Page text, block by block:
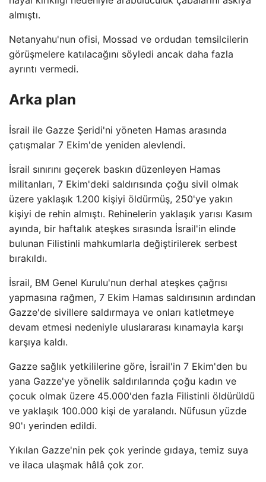
almıştı.
Netanyahu'nun ofisi, Mossad ve ordudan temsilcilerin
görüşmelere katılacağını söyledi ancak daha fazla
ayrıntı vermedi.
Arka plan
İsrail ile Gazze Şeridi'ni yöneten Hamas arasında
çatışmalar 7 Ekim'de yeniden alevlendi.
İsrail sınırını geçerek baskın düzenleyen Hamas
militanları, 7 Ekim'deki saldırısında çoğu sivil olmak
üzere yaklaşık 1.200 kişiyi öldürmüş, 250'ye yakın
kişiyi de rehin almıştı. Rehinelerin yaklaşık yarısı Kasım
ayında, bir haftalık ateşkes sırasında İsrail'in elinde
bulunan Filistinli mahkumlarla değiştirilerek serbest
bırakıldı.
İsrail, BM Genel Kurulu'nun derhal ateşkes çağrısı
yapmasına rağmen, 7 Ekim Hamas saldırısının ardından
Gazze'de sivillere saldırmaya ve onları katletmeye
devam etmesi nedeniyle uluslararası kınamayla karşı
karşıya kaldı.
Gazze sağlık yetkililerine göre, İsrail'in 7 Ekim'den bu
yana Gazze'ye yönelik saldırılarında çoğu kadın ve
çocuk olmak üzere 45.000'den fazla Filistinli öldürüldü
ve yaklaşık 100.000 kişi de yaralandı. Nüfusun yüzde
90'ı yerinden edildi.
Yıkılan Gazze'nin pek çok yerinde gıdaya, temiz suya
ve ilaca ulaşmak hâlâ çok zor.